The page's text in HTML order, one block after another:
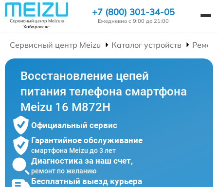
Сервисный центр Meizuв
Хабаровске
+7 (800) 301-34-05
Ежедневно с 9:00 до 21:00
Сервисный центр Meizu Каталог устройств
Восстановление цепей
питания телефона смартфона
Meizu 16 M872H
Официальный сервис
Гарантийное обслуживание
смартфона Meizu до 3 лет
Диагностика за наш счет,
ремонт по желанию
Бесплатный выезд курьера